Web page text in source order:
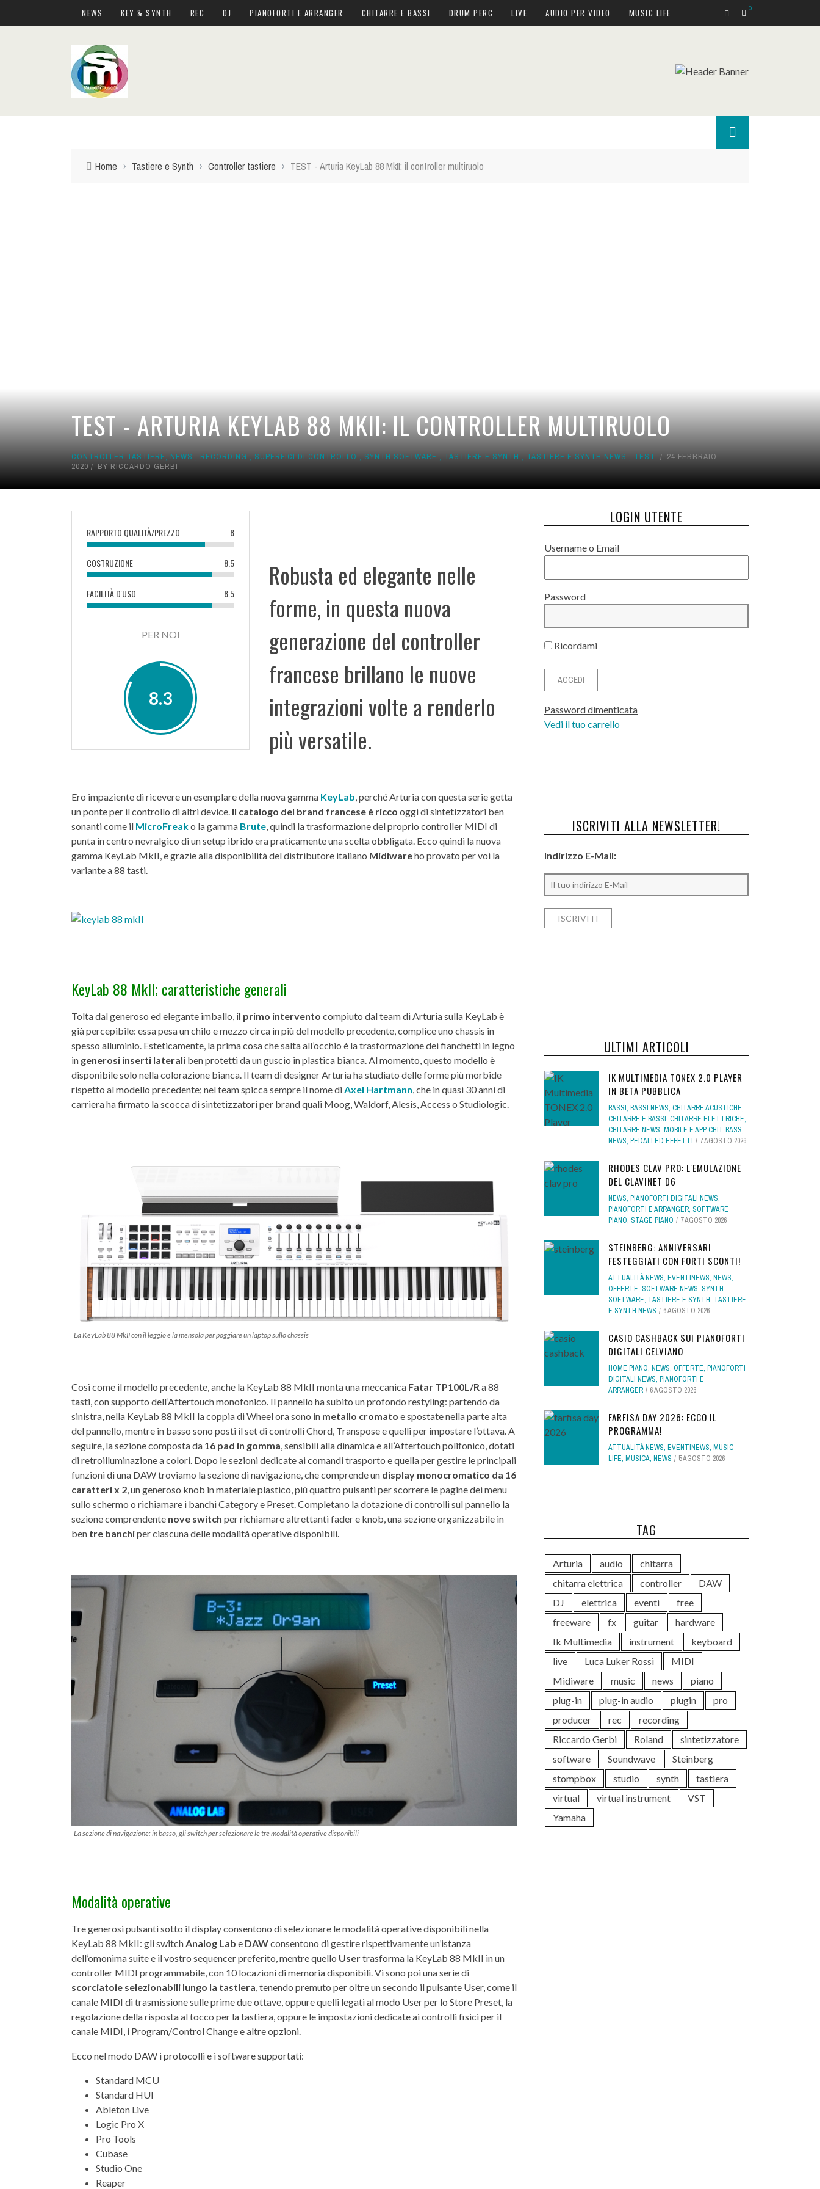
NEWS KEY & SYNTH REC DJ PIANOFORTI E ARRANGER CHITARRE E BASSI DRUM PERC LIVE AUDIO PER VIDEO MUSIC LIFE 0
Home › Tastiere e Synth › Controller tastiere › TEST - Arturia KeyLab 88 MkII: il controller multiruolo
TEST - ARTURIA KEYLAB 88 MKII: IL CONTROLLER MULTIRUOLO
CONTROLLER TASTIERE, NEWS , RECORDING , SUPERFICI DI CONTROLLO , SYNTH SOFTWARE , TASTIERE E SYNTH , TASTIERE E SYNTH NEWS , TEST
24 FEBBRAIO
2020
BY RICCARDO GERBI
RAPPORTO QUALITÀ/PREZZO 8
COSTRUZIONE 8.5
FACILITÀ D'USO 8.5
PER NOI
8.3
Robusta ed elegante nelle
forme, in questa nuova
generazione del controller
francese brillano le nuove
integrazioni volte a renderlo
più versatile.
Ero impaziente di ricevere un esemplare della nuova gamma KeyLab, perché Arturia con questa serie getta
un ponte per il controllo di altri device. Il catalogo del brand francese è ricco oggi di sintetizzatori ben
sonanti come il MicroFreako la gamma Brute, quindi la trasformazione del proprio controller MIDI di
punta in centro nevralgico di un setup ibrido era praticamente una scelta obbligata. Ecco quindi la nuova
gamma KeyLab MkII, e grazie alla disponibilità del distributore italiano Midiwareho provato per voi la
variante a 88 tasti.
KeyLab 88 MkII; caratteristiche generali
Tolta dal generoso ed elegante imballo, il primo intervento compiuto dal team di Arturia sulla KeyLab è
già percepibile: essa pesa un chilo e mezzo circa in più del modello precedente, complice uno chassis in
spesso alluminio. Esteticamente, la prima cosa che salta all’occhio è la trasformazione dei fianchetti in legno
in generosi inserti laterali ben protetti da un guscio in plastica bianca. Al momento, questo modello è
disponibile solo nella colorazione bianca. Il team di designer Arturia ha studiato delle forme più morbide
rispetto al modello precedente; nel team spicca sempre il nome diAxel Hartmann, che in quasi 30 anni di
carriera ha firmato la scocca di sintetizzatori per brand quali Moog, Waldorf, Alesis, Access o Studiologic.
La KeyLab 88 MkII con il leggio e la mensola per poggiare un laptop sullo chassis
Così come il modello precedente, anche la KeyLab 88 MkII monta una meccanica Fatar TP100L/R a 88
tasti, con supporto dell’Aftertouch monofonico. Il pannello ha subito un profondo restyling: partendo da
sinistra, nella KeyLab 88 MkII la coppia di Wheel ora sono in metallo cromato e spostate nella parte alta
del pannello, mentre in basso sono posti il set di controlli Chord, Transpose e quelli per impostare l’ottava. A
seguire, la sezione composta da 16 pad in gomma , sensibili alla dinamica e all’Aftertouch polifonico, dotati
di retroilluminazione a colori. Dopo le sezioni dedicate ai comandi trasporto e quella per gestire le principali
funzioni di una DAW troviamo la sezione di navigazione, che comprende un display monocromatico da 16
caratteri x 2 , un generoso knob in materiale plastico, più quattro pulsanti per scorrere le pagine dei menu
sullo schermo o richiamare i banchi Category e Preset. Completano la dotazione di controlli sul pannello la
sezione comprendente nove switch per richiamare altrettanti fader e knob, una sezione organizzabile in
ben tre banchiper ciascuna delle modalità operative disponibili.
La sezione di navigazione: in basso, gli switch per selezionare le tre modalità operative disponibili
Modalità operative
Tre generosi pulsanti sotto il display consentono di selezionare le modalità operative disponibili nella
KeyLab 88 MkII: gli switchAnalog Lab e DAWconsentono di gestire rispettivamente un’istanza
dell’omonima suite e il vostro sequencer preferito, mentre quello Usertrasforma la KeyLab 88 MkII in un
controller MIDI programmabile, con 10 locazioni di memoria disponibili. Vi sono poi una serie di
scorciatoie selezionabili lungo la tastiera, tenendo premuto per oltre un secondo il pulsante User, come il
canale MIDI di trasmissione sulle prime due ottave, oppure quelli legati al modo User per lo Store Preset, la
regolazione della risposta al tocco per la tastiera, oppure le impostazioni dedicate ai controlli fisici per il
canale MIDI, i Program/Control Change e altre opzioni.
Ecco nel modo DAW i protocolli e i software supportati:
Standard MCU
Standard HUI
Ableton Live
Logic Pro X
Pro Tools
Cubase
Studio One
Reaper
LOGIN UTENTE
Username o Email
Password
Ricordami
Password dimenticata
Vedi il tuo carrello
ISCRIVITI ALLA NEWSLETTER!
Indirizzo E-Mail:
ULTIMI ARTICOLI
IK MULTIMEDIA TONEX 2.0 PLAYER
IN BETA PUBBLICA
BASSI, BASSI NEWS, CHITARRE ACUSTICHE,
CHITARRE E BASSI, CHITARRE ELETTRICHE,
CHITARRE NEWS, MOBILE E APP CHIT BASS,
NEWS, PEDALI ED EFFETTI 7 AGOSTO 2026
RHODES CLAV PRO: L'EMULAZIONE
DEL CLAVINET D6
NEWS, PIANOFORTI DIGITALI NEWS,
PIANOFORTI E ARRANGER, SOFTWARE
PIANO, STAGE PIANO 7 AGOSTO 2026
STEINBERG: ANNIVERSARI
FESTEGGIATI CON FORTI SCONTI!
ATTUALITÀ NEWS, EVENTINEWS, NEWS,
OFFERTE, SOFTWARE NEWS, SYNTH
SOFTWARE, TASTIERE E SYNTH, TASTIERE
E SYNTH NEWS
6 AGOSTO 2026
CASIO CASHBACK SUI PIANOFORTI
DIGITALI CELVIANO
HOME PIANO, NEWS, OFFERTE, PIANOFORTI
DIGITALI NEWS, PIANOFORTI E
ARRANGER
6 AGOSTO 2026
FARFISA DAY 2026: ECCO IL
PROGRAMMA!
ATTUALITÀ NEWS, EVENTINEWS, MUSIC
LIFE, MUSICA, NEWS 5 AGOSTO 2026
TAG
Arturia audio
chitarra
chitarra elettrica
controller
DAW
DJ
elettrica eventi
free
freeware
fx guitar
hardware
Ik Multimedia
instrument
keyboard
live
Luca Luker Rossi
MIDI
Midiware
music news
piano
plug-in
plug-in audio plugin
pro
producer
rec
recording
Riccardo Gerbi
Roland
sintetizzatore
software
Soundwave
Steinberg
stompbox
studio synth
tastiera
virtual
virtual instrument
VST
Yamaha